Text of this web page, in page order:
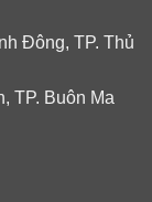
Đông, TP. Thủ
TP. Buôn Ma